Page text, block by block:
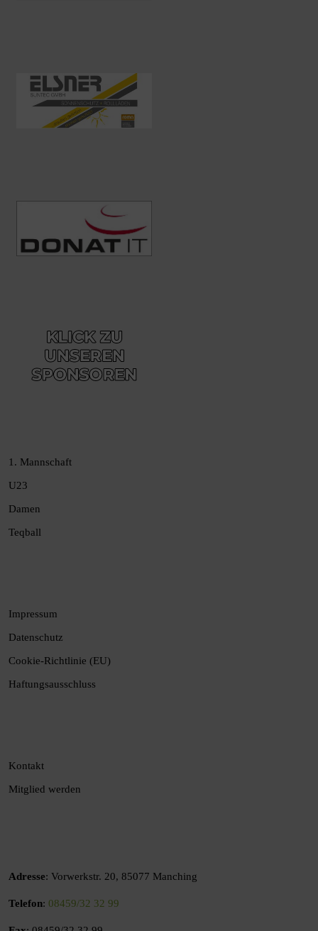
1. Mannschaft
U23
Damen
Teqball
Impressum
Datenschutz
Cookie-Richtlinie (EU)
Haftungsausschluss
Kontakt
Mitglied werden
Adresse: Vorwerkstr. 20, 85077 Manching
Telefon: 08459/32 32 99